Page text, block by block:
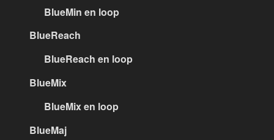
BlueMin en loop
BlueReach
BlueReach en loop
BlueMix
BlueMix en loop
BlueMaj